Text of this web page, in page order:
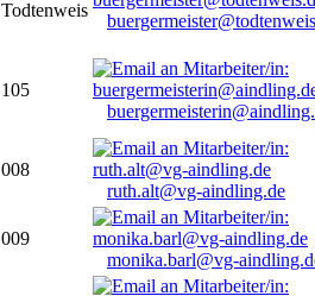
Todtenweis
105
008
ruth.alt@vg-aindling.de
009
monika.barl@vg-